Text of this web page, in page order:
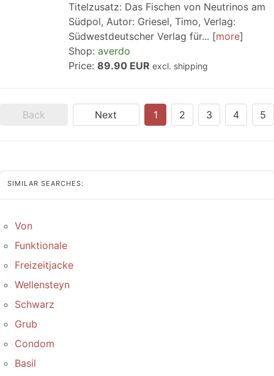
Titelzusatz: Das Fischen von Neutrinos am
Südpol, Autor: Griesel, Timo, Verlag:
Südwestdeutscher Verlag für...
more
Shop: averdo
Price: 89.90 EUR excl. shipping
Back Next 1 2 3 4 5
SIMILAR SEARCHES:
Von
Funktionale
Freizeitjacke
Wellensteyn
Schwarz
Grub
Condom
Basil